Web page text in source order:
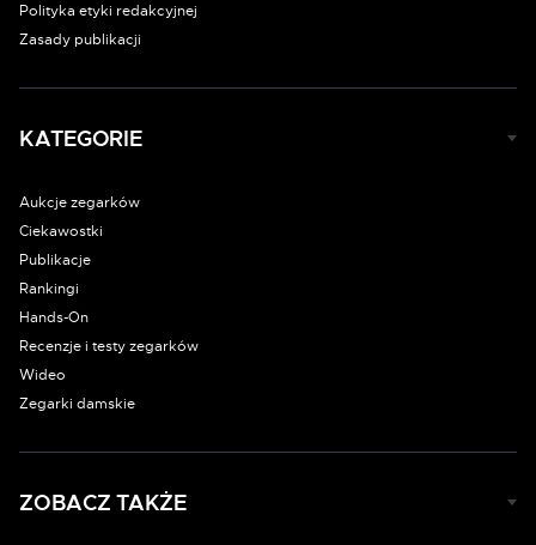
Polityka etyki redakcyjnej
Zasady publikacji
KATEGORIE
Aukcje zegarków
Ciekawostki
Publikacje
Rankingi
Hands-On
Recenzje i testy zegarków
Wideo
Zegarki damskie
ZOBACZ TAKŻE